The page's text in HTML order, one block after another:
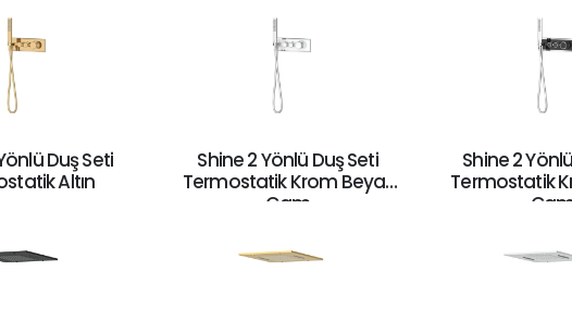
Duş Seti
Altın
Shine 2 Yönlü Duş Seti
Termostatik Krom Beyaz
Cam
Shine 2
Termostatik